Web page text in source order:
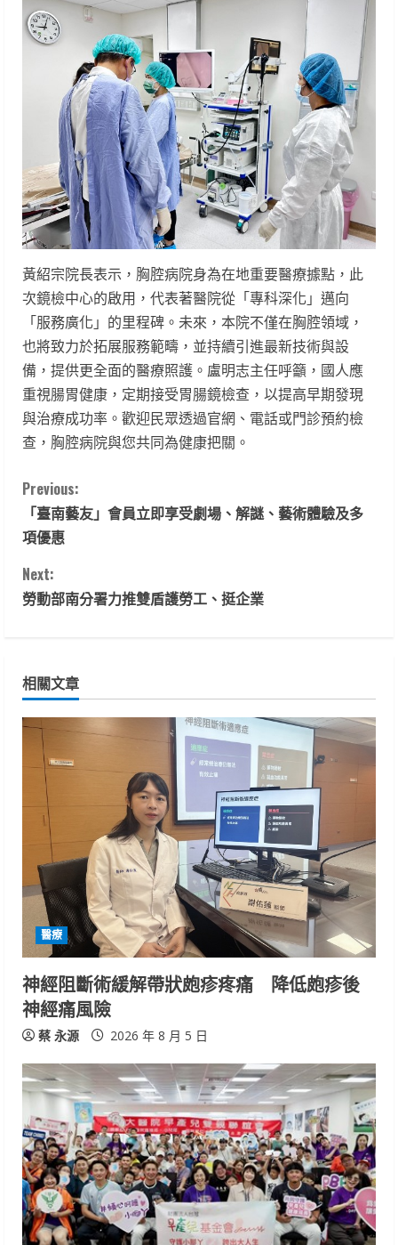
黃紹宗院長表示，胸腔病院身為在地重要醫療據點，此
次鏡檢中心的啟用，代表著醫院從「專科深化」邁向
「服務廣化」的里程碑。未來，本院不僅在胸腔領域，
也將致力於拓展服務範疇，並持續引進最新技術與設
備，提供更全面的醫療照護。盧明志主任呼籲，國人應
重視腸胃健康，定期接受胃腸鏡檢查，以提高早期發現
與治療成功率。歡迎民眾透過官網、電話或門診預約檢
查，胸腔病院與您共同為健康把關。
C
o
n
t
n
u
e
d
i
n
g
Previous:
「臺南藝友」會員立即享受劇場、解謎、藝術體驗及多
項優惠
Next:
勞動部南分署力推雙盾護勞工、挺企業
相關文章
醫療
神經阻斷術緩解帶狀皰疹疼痛 降低皰疹後
神經痛風險
蔡 永源 2026 年 8 月 5 日